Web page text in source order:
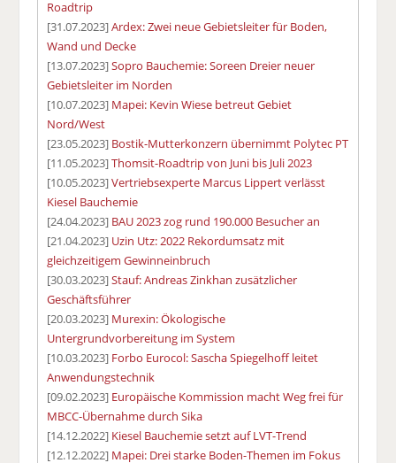
Roadtrip
[31.07.2023]Ardex: Zwei neue Gebietsleiter für Boden,
Wand und Decke
[13.07.2023]Sopro Bauchemie: Soreen Dreier neuer
Gebietsleiter im Norden
[10.07.2023] Mapei: Kevin Wiese betreut Gebiet
Nord/West
[23.05.2023] Bostik-Mutterkonzern übernimmt Polytec PT
[11.05.2023]Thomsit-Roadtrip von Juni bis Juli 2023
[10.05.2023]Vertriebsexperte Marcus Lippert verlässt
Kiesel Bauchemie
[24.04.2023] BAU 2023 zog rund 190.000 Besucher an
[21.04.2023] Uzin Utz: 2022 Rekordumsatz mit
gleichzeitigem Gewinneinbruch
[30.03.2023]Stauf: Andreas Zinkhan zusätzlicher
Geschäftsführer
[20.03.2023] Murexin: Ökologische
Untergrundvorbereitung im System
[10.03.2023] Forbo Eurocol: Sascha Spiegelhoff leitet
Anwendungstechnik
[09.02.2023] Europäische Kommission macht Weg frei für
MBCC-Übernahme durch Sika
[14.12.2022] Kiesel Bauchemie setzt auf LVT-Trend
[12.12.2022] Mapei: Drei starke Boden-Themen im Fokus